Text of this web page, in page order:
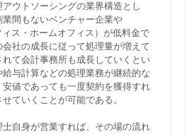
ウトソーシングの業界構造とし
間もないベンチャー企業や
ス・ホームオフィス）が低料金で
社の成長に従って処理量が増えて
て会計事務所も成長していくとい
与計算などの処理業務が継続的な
値であっても一度契約を獲得すれ
ていくことが可能である。
自身が営業すれば、その場の流れ